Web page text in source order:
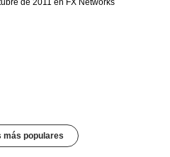
de 2011 en FX Networks
más populares